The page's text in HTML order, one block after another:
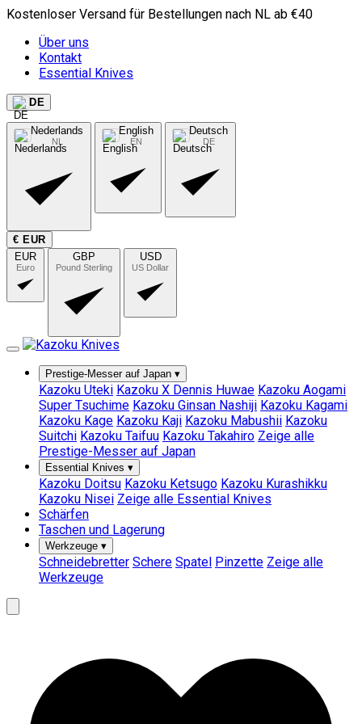
Kostenloser Versand für Bestellungen nach NL ab €40
Über uns
Kontakt
Essential Knives
DE
Nederlands
NL
English
EN
Deutsch
DE
€ EUR
EUR
Euro
GBP
Pound Sterling
USD
US Dollar
Prestige-Messer auf Japan ▾
Kazoku Uteki Kazoku X Dennis Huwae Kazoku Aogami
Super Tsuchime Kazoku Ginsan Nashiji Kazoku Kagami
Kazoku Kage Kazoku Kaji Kazoku Mabushii Kazoku
Suitchi Kazoku Taifuu Kazoku Takahiro Zeige alle
Prestige-Messer auf Japan
Essential Knives ▾
Kazoku Doitsu Kazoku Ketsugo Kazoku Kurashikku
Kazoku Nisei Zeige alle Essential Knives
Schärfen
Taschen und Lagerung
Werkzeuge ▾
Schneidebretter Schere Spatel Pinzette Zeige alle
Werkzeuge